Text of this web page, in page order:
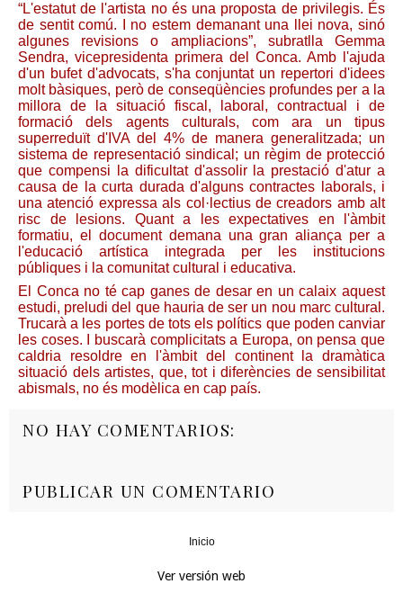
“L'estatut de l'artista no és una proposta de privilegis. És
de sentit comú. I no estem demanant una llei nova, sinó
algunes revisions o ampliacions”, subratlla Gemma
Sendra, vicepresidenta primera del Conca. Amb l'ajuda
d'un bufet d'advocats, s'ha conjuntat un repertori d'idees
molt bàsiques, però de conseqüències profundes per a la
millora de la situació fiscal, laboral, contractual i de
formació dels agents culturals, com ara un tipus
superreduït d'IVA del 4% de manera generalitzada; un
sistema de representació sindical; un règim de protecció
que compensi la dificultat d'assolir la prestació d'atur a
causa de la curta durada d'alguns contractes laborals, i
una atenció expressa als col·lectius de creadors amb alt
risc de lesions. Quant a les expectatives en l'àmbit
formatiu, el document demana una gran aliança per a
l'educació artística integrada per les institucions
públiques i la comunitat cultural i educativa.
El Conca no té cap ganes de desar en un calaix aquest
estudi, preludi del que hauria de ser un nou marc cultural.
Trucarà a les portes de tots els polítics que poden canviar
les coses. I buscarà complicitats a Europa, on pensa que
caldria resoldre en l'àmbit del continent la dramàtica
situació dels artistes, que, tot i diferències de sensibilitat
abismals, no és modèlica en cap país.
NO HAY COMENTARIOS:
PUBLICAR UN COMENTARIO
Inicio
Ver versión web